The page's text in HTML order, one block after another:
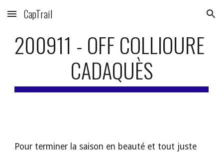
Skip to main content Skip to navigation
CapTrail
200911 - OFF COLLIOURE
CADAQUÈS
Pour terminer la saison en beauté et tout juste